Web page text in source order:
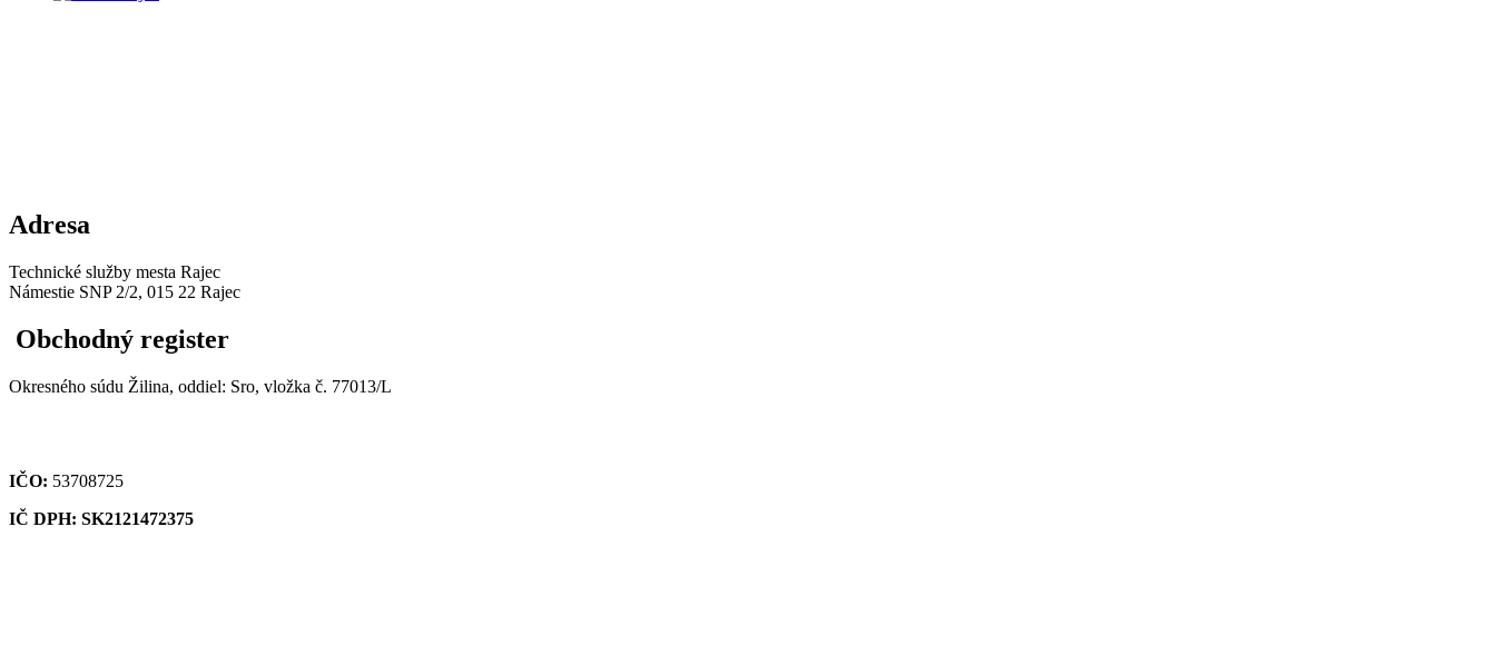
Adresa
Technické služby mesta Rajec
Námestie SNP 2/2, 015 22 Rajec
Obchodný register
Okresného súdu Žilina, oddiel: Sro, vložka č. 77013/L
IČO: 53708725
IČ DPH: SK2121472375